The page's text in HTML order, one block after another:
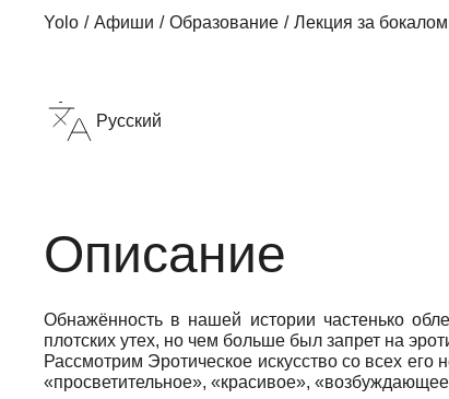
Yolo Афиши Образование Лекция за
Русский
Описание
Обнажённость в нашей истории частенько
плотских утех, но чем больше был запрет на
Рассмотрим Эротическое искусство со всех
«просветительное», «красивое»,